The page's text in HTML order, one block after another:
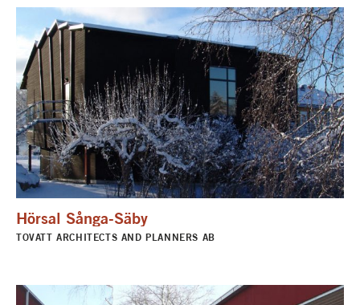
Hörsal Sånga-Säby
TOVATT ARCHITECTS AND PLANNERS AB